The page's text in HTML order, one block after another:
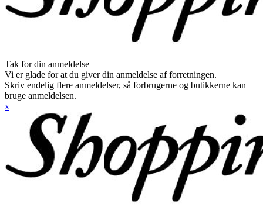
Tak for din anmeldelse
Vi er glade for at du giver din anmeldelse af forretningen.
Skriv endelig flere anmeldelser, så forbrugerne og butikkerne kan
bruge anmeldelsen.
x